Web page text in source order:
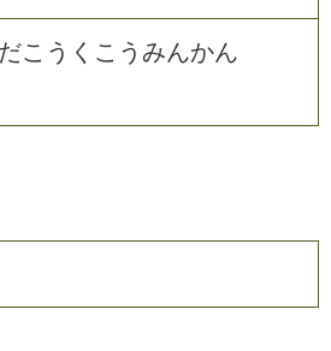
こうくこうみんかん